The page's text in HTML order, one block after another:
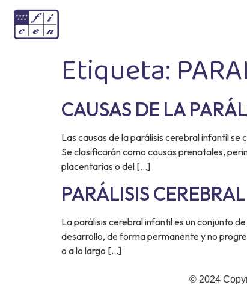
Etiqueta:
CAUSAS DE LA
Las causas de la parálisis cerebral infantil
Se clasificarán como causas prenatales,
placentarias o del […]
PARÁLISIS
La parálisis cerebral infantil es un conjunto
desarrollo, de forma permanente y no
o a lo largo […]
© 2024